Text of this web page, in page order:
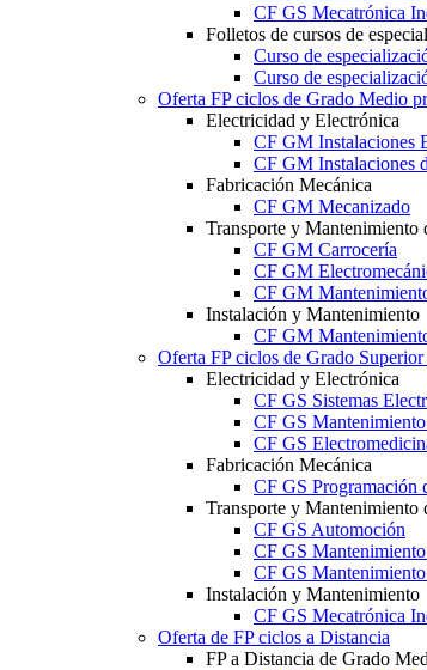
CF GS Mecatrónica
Folletos de cursos de
Curso de
Curso de
Oferta FP ciclos de Grado Medio
Electricidad y Electrónica
CF GM Instalaciones
CF GM Instalaciones
Fabricación Mecánica
CF GM Mecanizado
Transporte y Mantenimiento
CF GM Carrocería
CF GM
CF GM
Instalación y Mantenimiento
CF GM
Oferta FP ciclos de Grado Superior
Electricidad y Electrónica
CF GS Sistemas
CF GS
CF GS
Fabricación Mecánica
CF GS Programación
Transporte y Mantenimiento
CF GS Automoción
CF GS
CF GS
Instalación y Mantenimiento
CF GS Mecatrónica
Oferta de FP ciclos a Distancia
FP a Distancia de Grado